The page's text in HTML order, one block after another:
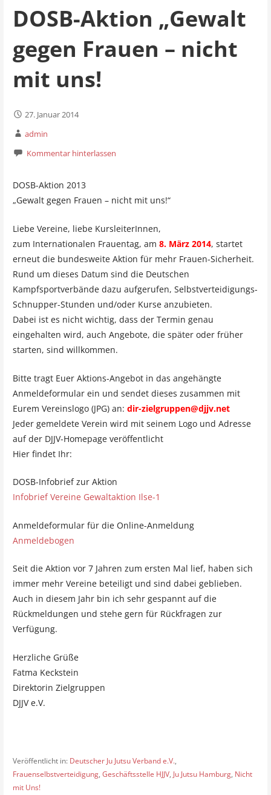
DOSB-Aktion „Gewalt
gegen Frauen – nicht
mit uns!
27. Januar 2014
admin
Kommentar hinterlassen
DOSB-Aktion 2013
„Gewalt gegen Frauen – nicht mit uns!“
Liebe Vereine, liebe KursleiterInnen,
zum Internationalen Frauentag, am 8. März 2014, startet
erneut die bundesweite Aktion für mehr Frauen-Sicherheit.
Rund um dieses Datum sind die Deutschen
Kampfsportverbände dazu aufgerufen, Selbstverteidigungs-
Schnupper-Stunden und/oder Kurse anzubieten.
Dabei ist es nicht wichtig, dass der Termin genau
eingehalten wird, auch Angebote, die später oder früher
starten, sind willkommen.
Bitte tragt Euer Aktions-Angebot in das angehängte
Anmeldeformular ein und sendet dieses zusammen mit
Eurem Vereinslogo (JPG) an: dir-zielgruppen@djjv.net
Jeder gemeldete Verein wird mit seinem Logo und Adresse
auf der DJJV-Homepage veröffentlicht
Hier findet Ihr:
DOSB-Infobrief zur Aktion
Infobrief Vereine Gewaltaktion Ilse-1
Anmeldeformular für die Online-Anmeldung
Anmeldebogen
Seit die Aktion vor 7 Jahren zum ersten Mal lief, haben sich
immer mehr Vereine beteiligt und sind dabei geblieben.
Auch in diesem Jahr bin ich sehr gespannt auf die
Rückmeldungen und stehe gern für Rückfragen zur
Verfügung.
Herzliche Grüße
Fatma Keckstein
Direktorin Zielgruppen
DJJV e.V.
Veröffentlicht in: Deutscher Ju Jutsu Verband e.V.,
Frauenselbstverteidigung, Geschäftsstelle HJJV, Ju Jutsu Hamburg, Nicht
mit Uns!